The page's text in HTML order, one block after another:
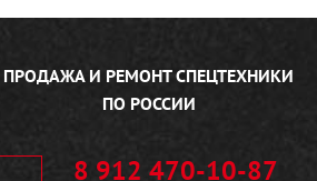
ПРОДАЖА И РЕМОНТСПЕЦТЕХНИКИ
ПО РОССИИ
8 912 470-10-87